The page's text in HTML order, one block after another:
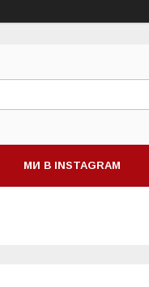
МИ В INSTAGRAM